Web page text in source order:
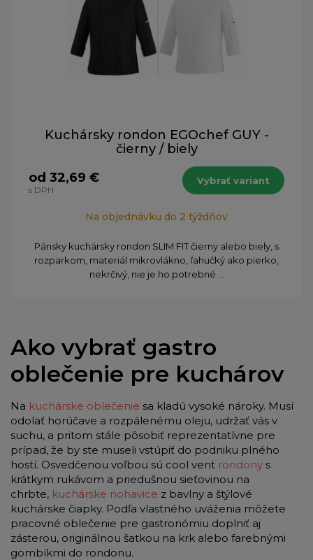
Kuchársky rondon EGOchef GUY -
čierny / biely
od 32,69 €
s DPH
Vybrať variant
Na objednávku do 2 týždňov
Pánsky kuchársky rondon SLIM FIT čierny alebo biely, s
rozparkom, materiál mikrovlákno, ľahučký ako pierko,
nekrčivý, nie je ho potrebné ...
Ako vybrať gastro
oblečenie pre kuchárov
Na kuchárske oblečenie sa kladú vysoké nároky. Musí
odolať horúčave a rozpálenému oleju, udržať vás v
suchu, a pritom stále pôsobiť reprezentatívne pre
prípad, že by ste museli vstúpiť do podniku plného
hostí. Osvedčenou voľbou sú cool vent rondony s
krátkym rukávom a priedušnou sieťovinou na
chrbte, kuchárske nohavice z bavlny a štýlové
kuchárske čiapky. Podľa vlastného uváženia môžete
pracovné oblečenie pre gastronómiu doplniť aj
zásterou, originálnou šatkou na krk alebo farebnými
gombíkmi do rondonu.